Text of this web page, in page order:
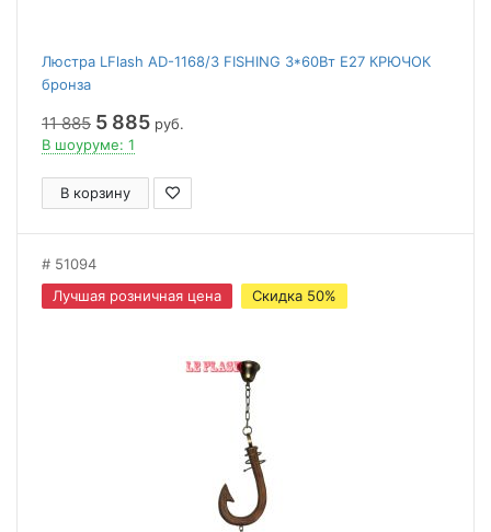
Люстра LFlash AD-1168/3 FISHING 3*60Вт Е27 КРЮЧОК
бронза
11 885 5 885 руб.
В шоуруме: 1
В корзину
51094
Лучшая розничная цена
Скидка 50%